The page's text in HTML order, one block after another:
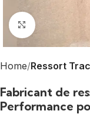
Click to
Home Ressort
Fabricant de
Performance